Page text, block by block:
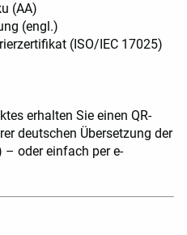
(AA)
(engl.)
(ISO/IEC 17025)
erhalten Sie einen QR-
deutschen Übersetzung der
oder einfach per e-